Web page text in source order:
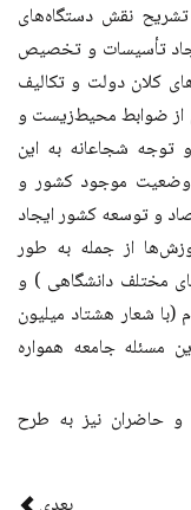
نقش دستگاه‌های
تأسیسات و تخصیص
کلان دولت و تکالیف
از ضوابط محیط‌زیست و
شجاعانه به این
وضعیت موجود کشور و
و توسعه کشور ایجاد
از جمله به طور
مختلف دانشگاهی ) و
شعار هشتاد میلیون
مسئله جامعه همواره
و حاضران نیز به طرح